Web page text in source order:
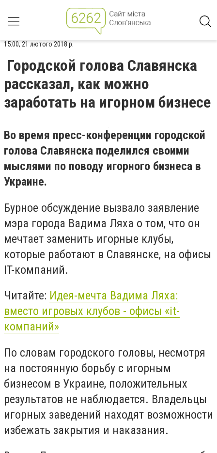
15:00, 21 лютого 2018 р.
Городской голова Славянска
рассказал, как можно
заработать на игорном бизнесе
Во время пресс-конференции городской
голова Славянска поделился своими
мыслями по поводу игорного бизнеса в
Украине.
Бурное обсуждение вызвало заявление
мэра города Вадима Ляха о том, что он
мечтает заменить игорные клубы,
которые работают в Славянске, на офисы
IT-компаний.
Читайте: Идея-мечта Вадима Ляха:
вместо игровых клубов - офисы «it-
компаний»
По словам городского головы, несмотря
на постоянную борьбу с игорным
бизнесом в Украине, положительных
результатов не наблюдается. Владельцы
игорных заведений находят возможности
избежать закрытия и наказания.